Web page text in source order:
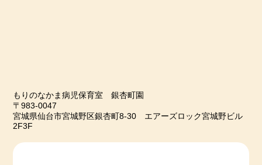
もりのなかま病児保育室 銀杏町園
〒983-0047
宮城県仙台市宮城野区銀杏町8-30 エアーズロック宮城野ビル
2F3F